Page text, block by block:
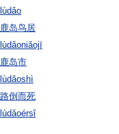
lùdǎo
鹿岛鸟居
lùdǎoniǎojī
鹿岛市
lùdǎoshì
路倒而死
lùdǎoérsǐ